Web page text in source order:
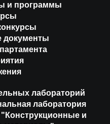
и программы
документы
лабораторий
лаборатория
и